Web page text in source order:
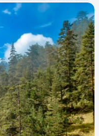
Topuk
0 1736 1